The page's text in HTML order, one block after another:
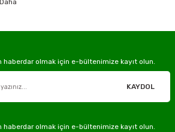
haberdar olmak için e-bültenimize kayıt olun.
KAYDOL
haberdar olmak için e-bültenimize kayıt olun.